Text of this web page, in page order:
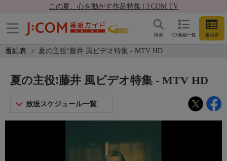
この夏、心を動かす作品特集 | J:COM TV
CS番組一覧 番組表
検索
番組表 夏の主役!藤井 風ビデオ特集 - MTV HD
夏の主役!藤井 風ビデオ特集 - MTV HD
放送スケジュール一覧